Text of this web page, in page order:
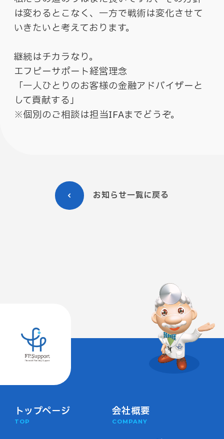
は変わるとこなく、一方で戦術は変化させて
いきたいと考えております。
継続はチカラなり。
エフピーサポート経営理念
「一人ひとりのお客様の金融アドバイザーと
して貢献する」
※個別のご相談は担当IFAまでどうぞ。
お知らせ一覧に戻る
トップページ
TOP
会社概要
COMPANY